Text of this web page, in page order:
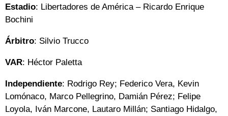
Estadio: Libertadores de América – Ricardo Enrique
Bochini
Árbitro: Silvio Trucco
VAR: Héctor Paletta
Independiente: Rodrigo Rey; Federico Vera, Kevin
Lomónaco, Marco Pellegrino, Damián Pérez; Felipe
Loyola, Iván Marcone, Lautaro Millán; Santiago Hidalgo,